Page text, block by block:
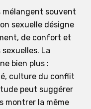
mélangent souvent
sexuelle désigne
de confort et
La
bien plus :
culture du conflit
peut suggérer
montrer la même